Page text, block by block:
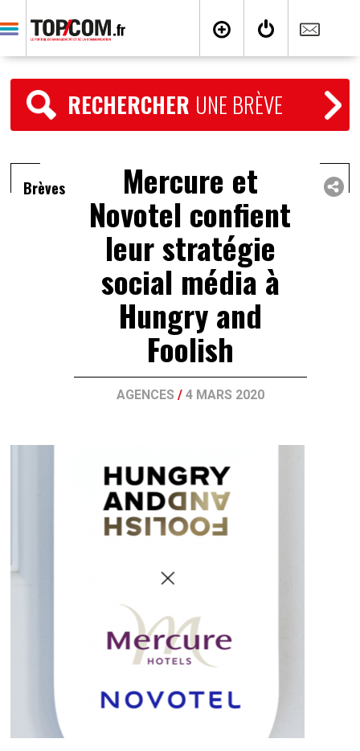
RECHERCHER UNE BRÈVE
Brèves Mercure et
Novotel confient
leur stratégie
social média à
Hungry and
Foolish
AGENCES / 4 MARS 2020